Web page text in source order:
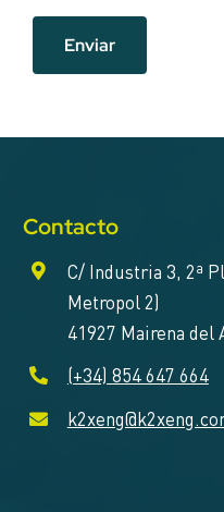
Enviar
Contacto
C/ Industria 3, 2ª
Metropol 2)
41927 Mairena del
(+34) 854 647 664